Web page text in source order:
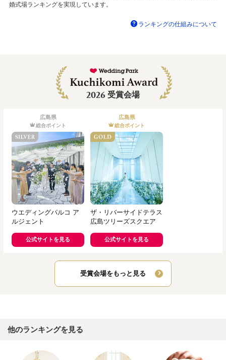
婚式場ランキングを実現しています。
ランキングの仕組みについて
2026 受賞会場
広島県
総合ポイント
ウエディングパルコ ア
ルジェント
公式サイトを見る
広島県
総合ポイント
ザ・リバーサイドテラス
広島ツリーズスクエア
公式サイトを見る
受賞会場をもっと見る
他のランキングを見る